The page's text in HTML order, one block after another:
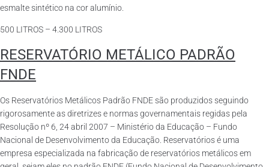
esmalte sintético na cor alumínio.
500 LITROS – 4.300 LITROS
RESERVATÓRIO METÁLICO PADRÃO
FNDE
Os Reservatórios Metálicos Padrão FNDE são produzidos seguindo
rigorosamente as diretrizes e normas governamentais regidas pela
Resolução nº 6, 24 abril 2007 – Ministério da Educação – Fundo
Nacional de Desenvolvimento da Educação. Reservatórios é uma
empresa especializada na fabricação de reservatórios metálicos em